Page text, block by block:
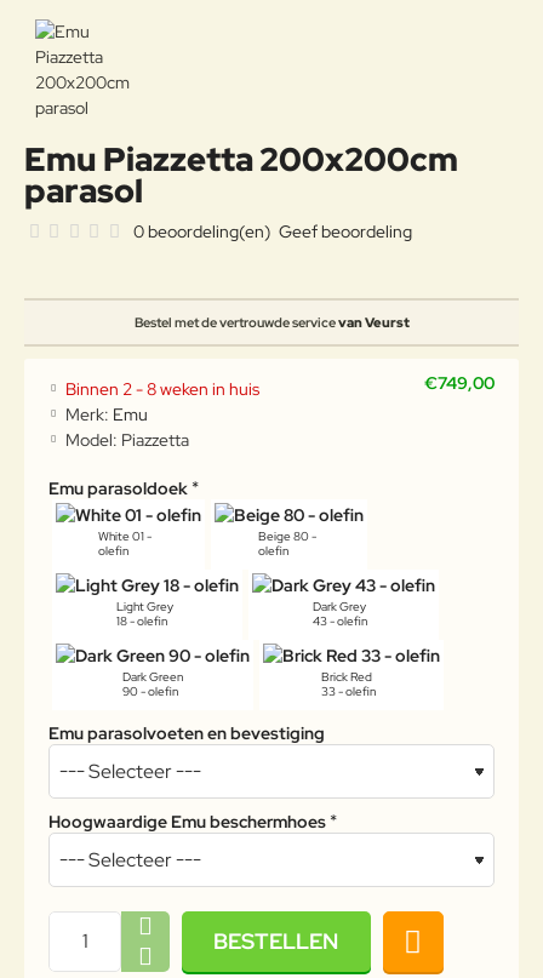
Emu Piazzetta 200x200cm
parasol
Bestel met de vertrouwde servicevan Veurst
0 beoordeling(en) Geef beoordeling
€749,00
Binnen 2 - 8 weken in huis
Merk: Emu
Model: Piazzetta
Emu parasoldoek
White 01 -
olefin
Beige 80 -
olefin
Light Grey
18 - olefin
Dark Grey
43 - olefin
Dark Green
90 - olefin
Brick Red
33 - olefin
Emu parasolvoeten en bevestiging
Hoogwaardige Emu beschermhoes
BESTELLEN